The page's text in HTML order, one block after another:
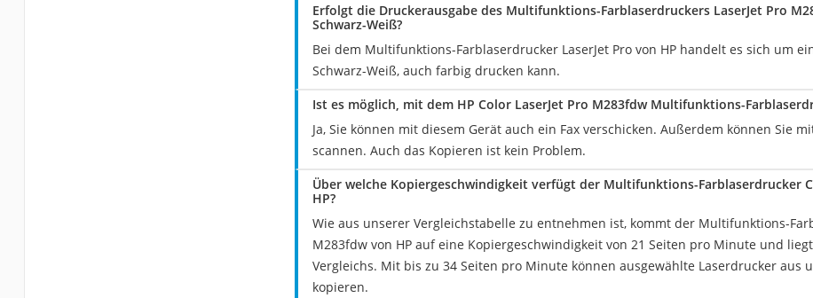
Erfolgt die Druckerausgabe des Multifunktions-Farblaserdruckers LaserJet Pro
Schwarz-Weiß?
Bei dem Multifunktions-Farblaserdrucker LaserJet Pro von HP handelt es sich um
Schwarz-Weiß, auch farbig drucken kann.
Ist es möglich, mit dem HP Color LaserJet Pro M283fdw Multifunktions-
Ja, Sie können mit diesem Gerät auch ein Fax verschicken. Außerdem können Sie
scannen. Auch das Kopieren ist kein Problem.
Über welche Kopiergeschwindigkeit verfügt der Multifunktions-Farblaserdrucker
HP?
Wie aus unserer Vergleichstabelle zu entnehmen ist, kommt der Multifunktions-
M283fdw von HP auf eine Kopiergeschwindigkeit von 21 Seiten pro Minute und
Vergleichs. Mit bis zu 34 Seiten pro Minute können ausgewählte Laserdrucker aus
kopieren.